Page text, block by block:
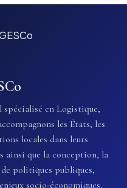
spécialisé en Logistique,
les États, les
locales dans leurs
que la conception, la
politiques publiques,
socio-économiques.